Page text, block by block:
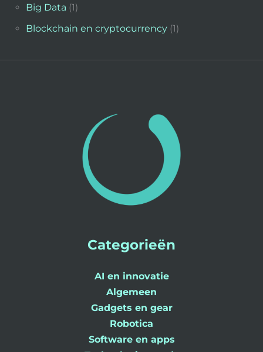
Big Data (1)
Blockchain en cryptocurrency (1)
Categorieën
AI en innovatie
Algemeen
Gadgets en gear
Robotica
Software en apps